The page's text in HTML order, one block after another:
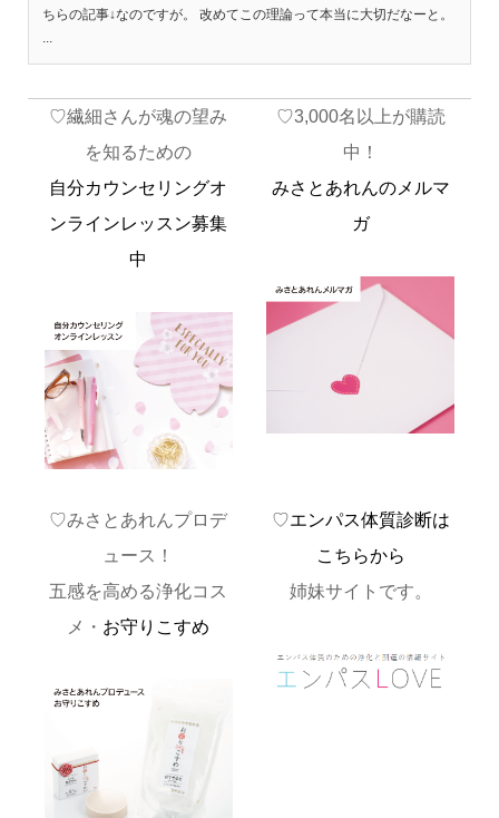
ちらの記事↓なのですが。 改めてこの理論って本当に大切だなーと。
...
♡繊細さんが魂の望み
を知るための
自分カウンセリングオ
ンラインレッスン募集
中
♡3,000名以上が購読
中！
みさとあれんのメルマ
ガ
♡みさとあれんプロデ
ュース！
五感を高める浄化コス
メ・ お守りこすめ
♡エンパス体質診断は
こちらから
姉妹サイトです。